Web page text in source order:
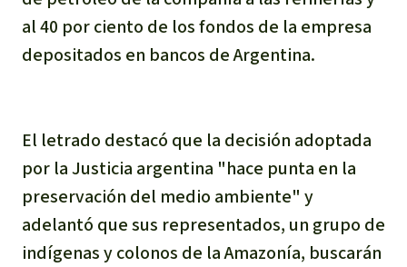
al 40 por ciento de los fondos de la empresa
depositados en bancos de Argentina.
El letrado destacó que la decisión adoptada
por la Justicia argentina "hace punta en la
preservación del medio ambiente" y
adelantó que sus representados, un grupo de
indígenas y colonos de la Amazonía, buscarán